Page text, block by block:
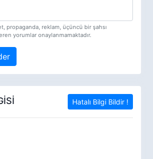
propaganda, reklam, üçüncü bir şahsı
yorumlar onaylanmamaktadır.
Hatalı Bilgi Bildir !